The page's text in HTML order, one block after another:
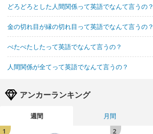
どろどろとした人間関係って英語でなんて言うの？
金の切れ目が縁の切れ目って英語でなんて言うの？
べたべたしたって英語でなんて言うの？
人間関係が全てって英語でなんて言うの？
アンカーランキング
週間 月間
1
2